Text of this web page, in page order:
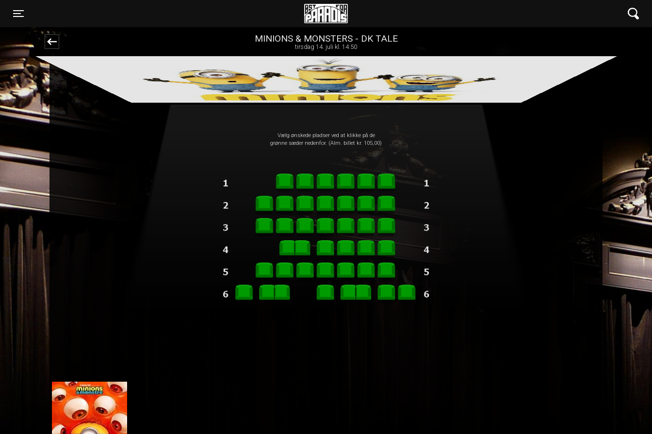
Øst for Paradis
MINIONS & MONSTERS - DK TALE
tirsdag 14. juli kl. 14:50
Vælg ønskede pladser ved at klikke på de
grønne sæder nedenfor. (Alm. billet kr. 105,00)
front05-temp 062707